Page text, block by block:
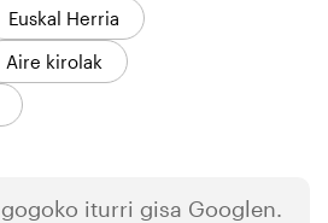
Euskal Herria
Aire kirolak
gogoko iturri gisa Googlen.